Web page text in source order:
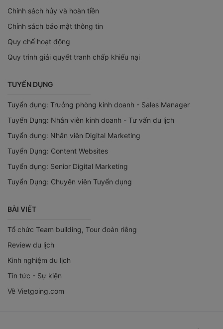
Chính sách hủy và hoàn tiền
Chính sách bảo mật thông tin
Quy chế hoạt động
Quy trình giải quyết tranh chấp khiếu nại
TUYỂN DỤNG
Tuyển dụng: Trưởng phòng kinh doanh - Sales Manager
Tuyển Dụng: Nhân viên kinh doanh - Tư vấn du lịch
Tuyển dụng: Nhân viên Digital Marketing
Tuyển Dụng: Content Websites
Tuyển dụng: Senior Digital Marketing
Tuyển Dụng: Chuyên viên Tuyển dụng
BÀI VIẾT
Tổ chức Team building, Tour đoàn riêng
Review du lịch
Kinh nghiệm du lịch
Tin tức - Sự kiện
Về Vietgoing.com